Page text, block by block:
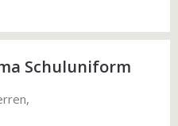
Schuluniform